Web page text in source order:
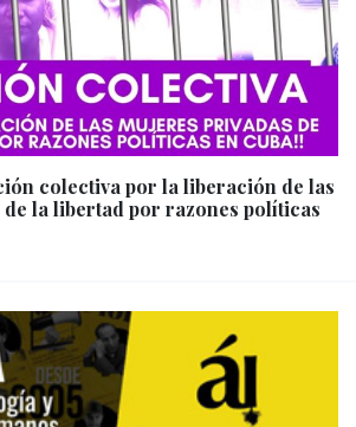
colectiva por la liberación de las
la libertad por razones políticas